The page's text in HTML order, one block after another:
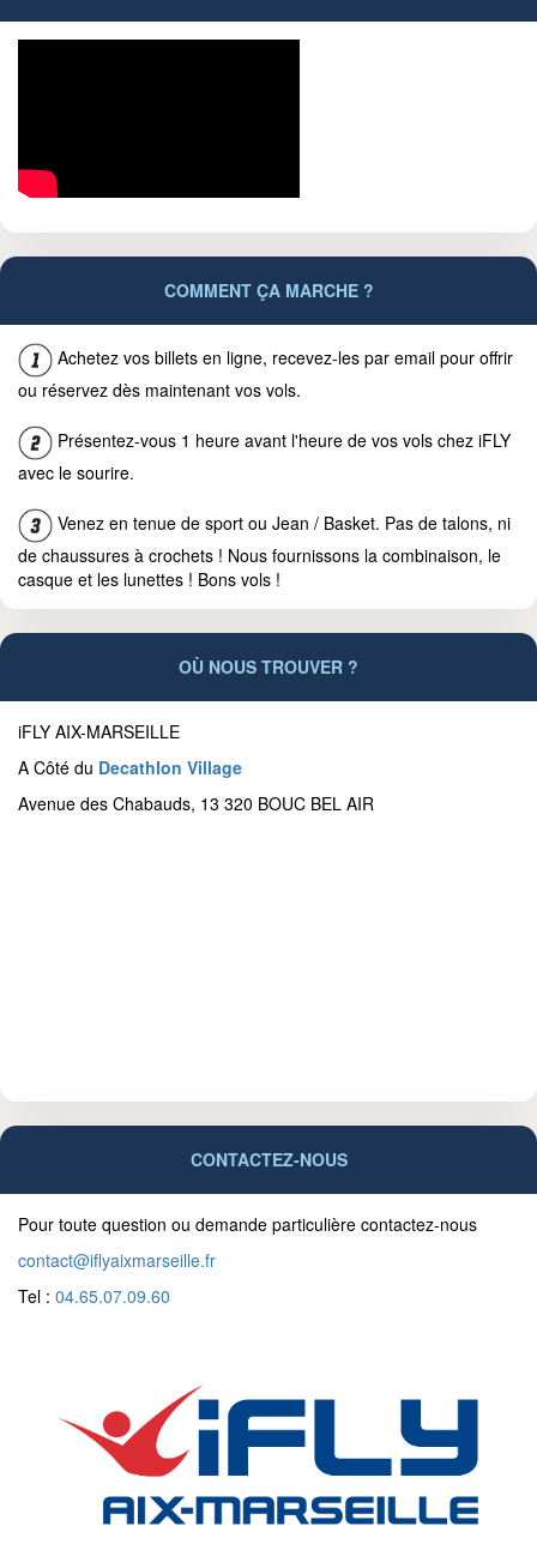
COMMENT ÇA MARCHE ?
Achetez vos billets en ligne, recevez-les par email pour offrir
ou réservez dès maintenant vos vols.
Présentez-vous 1 heure avant l'heure de vos vols chez iFLY
avec le sourire.
Venez en tenue de sport ou Jean / Basket. Pas de talons, ni
de chaussures à crochets ! Nous fournissons la combinaison, le
casque et les lunettes ! Bons vols !
OÙ NOUS TROUVER ?
iFLY AIX-MARSEILLE
A Côté du Decathlon Village
Avenue des Chabauds, 13 320 BOUC BEL AIR
CONTACTEZ-NOUS
Pour toute question ou demande particulière contactez-nous
contact@iflyaixmarseille.fr
Tel : 04.65.07.09.60